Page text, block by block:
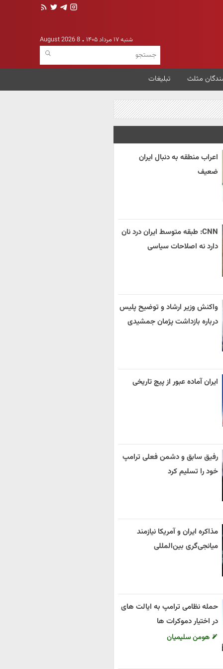
شنبه ۱۷ مرداد ۱۴۰۵ 8 August 2026
مثلث تبلیغات
اعراب منطقه به دنبال ایران
ضعیف
CNN: طبقه متوسط ایران درد نان
دارد نه اصلاحات سیاسی
واکنش وزیر ارشاد و توضیح پلیس
درباره بازداشت پژمان جمشیدی
ایران آماده عبور از پیچ تاریخی
رفیق سابق و دشمن فعلی ترامپ
خود را تسلیم کرد
مذاکره ایران و آمریکا نیازمند
میانجی‌گری بین‌المللی
حمله نظامی ترامپ به ایالت های
در اختیار دموکرات ها
هومن سلیمیان